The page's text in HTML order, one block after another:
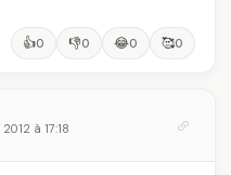
👍0 👎0 😂0 🥰0
à 17:18